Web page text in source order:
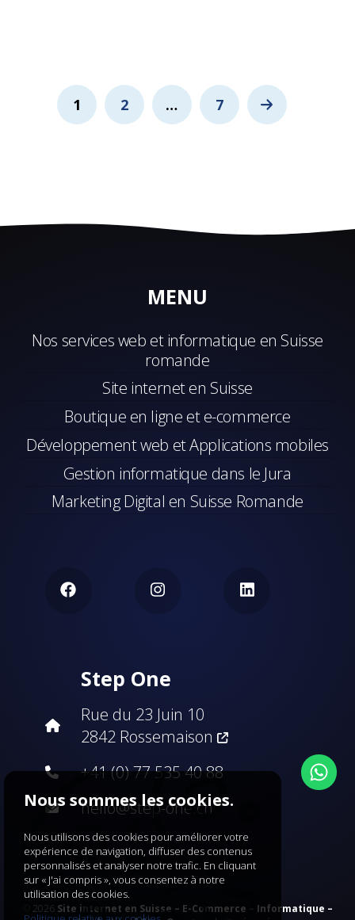
Pagination
1 2 … 7
MENU
Nos services web et informatique en Suisse
romande
Site internet en Suisse
Boutique en ligne et e-commerce
Développement web et Applications mobiles
Gestion informatique dans le Jura
Marketing Digital en Suisse Romande
Step One
Rue du 23 Juin 10
2842 Rossemaison
+41 (0) 77 535 40 88
hello@step-one.ch
© 2026 Site internet en Suisse – E-Commerce – Informatique –
Nous sommes les cookies.
Nous utilisons des cookies pour améliorer votre
expérience de navigation, diffuser des contenus
personnalisés et analyser notre trafic. En cliquant
sur « J'ai compris », vous consentez à notre
utilisation des cookies.